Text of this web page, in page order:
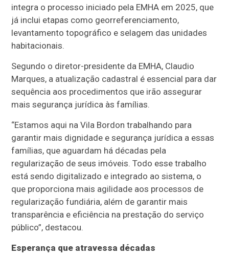
integra o processo iniciado pela EMHA em 2025, que
já inclui etapas como georreferenciamento,
levantamento topográfico e selagem das unidades
habitacionais.
Segundo o diretor-presidente da EMHA, Claudio
Marques, a atualização cadastral é essencial para dar
sequência aos procedimentos que irão assegurar
mais segurança jurídica às famílias.
“Estamos aqui na Vila Bordon trabalhando para
garantir mais dignidade e segurança jurídica a essas
famílias, que aguardam há décadas pela
regularização de seus imóveis. Todo esse trabalho
está sendo digitalizado e integrado ao sistema, o
que proporciona mais agilidade aos processos de
regularização fundiária, além de garantir mais
transparência e eficiência na prestação do serviço
público”, destacou.
Esperança que atravessa décadas